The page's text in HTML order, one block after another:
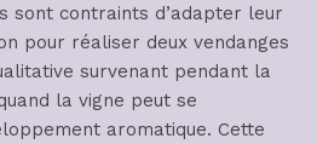
sont contraints d’adapter leur
pour réaliser deux vendanges
survenant pendant la
la vigne peut se
aromatique. Cette